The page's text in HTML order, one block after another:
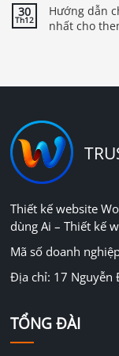
30
Th12
Hướng dẫn
nhất cho
Thiết kế website
dùng Ai – Thiết kế
Mã số doanh
Địa chỉ: 17 Nguyễn
TỔNG ĐÀI